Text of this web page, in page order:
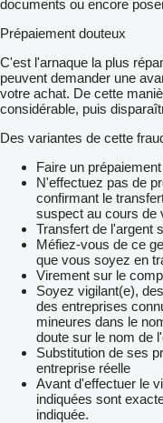
documents ou encore
Prépaiement douteux
C'est l'arnaque la plus
peuvent demander une
votre achat. De cette
considérable, puis
Des variantes de cette
Faire un
N'effectuez pas de
confirmant le
suspect au cours de
Transfert de l'argent
Méfiez-vous de ce
que vous soyez en
Virement sur le
Soyez vigilant(e),
des entreprises
mineures dans le
doute sur le nom de
Substitution de ses
entreprise réelle
Avant d'effectuer le
indiquées sont
indiquée.